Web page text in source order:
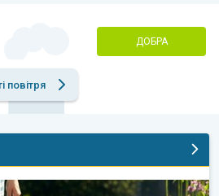
ДОБРА
повітря
спеку?. Садові поради. . .